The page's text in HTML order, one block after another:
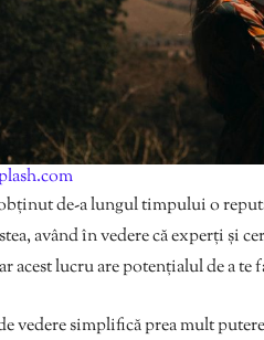
de-a lungul timpului o
având în vedere că experți și
acest lucru are potențialul de a te
vedere simplifică prea mult